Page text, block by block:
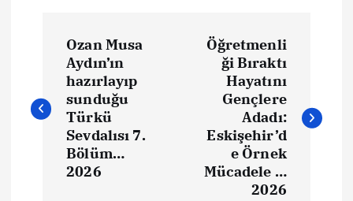
Ozan Musa
Aydın’ın
hazırlayıp
sunduğu
Türkü
Sevdalısı 7.
Bölüm…
2026
Öğretmenli
ği Bıraktı
Hayatını
Gençlere
Adadı:
Eskişehir’d
e Örnek
Mücadele …
2026